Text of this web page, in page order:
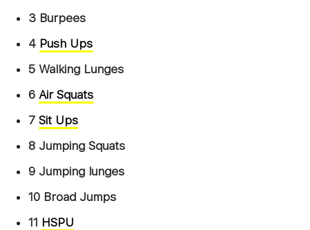
3 Burpees
4 Push Ups
5 Walking Lunges
6 Air Squats
7 Sit Ups
8 Jumping Squats
9 Jumping lunges
10 Broad Jumps
11 HSPU